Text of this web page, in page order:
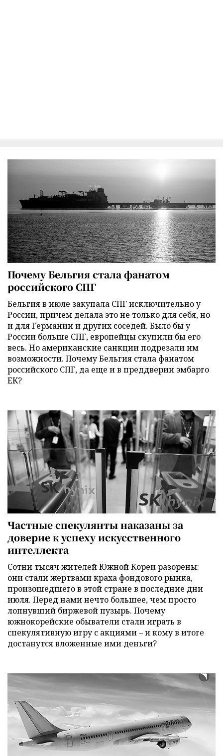
Почему Бельгия стала фанатом
российского СПГ
Бельгия в июле закупала СПГ исключительно у
России, причем делала это не только для себя, но
и для Германии и других соседей. Было бы у
России больше СПГ, европейцы скупили бы его
весь. Но американские санкции подрезали им
возможности. Почему Бельгия стала фанатом
российского СПГ, да еще и в преддверии эмбарго
ЕК?
Частные спекулянты наказаны за
доверие к успеху искусственного
интеллекта
Сотни тысяч жителей Южной Кореи разорены:
они стали жертвами краха фондового рынка,
произошедшего в этой стране в последние дни
июля. Перед нами нечто большее, чем просто
лопнувший биржевой пузырь. Почему
южнокорейские обыватели стали играть в
спекулятивную игру с акциями – и кому в итоге
достанутся вложенные ими деньги?